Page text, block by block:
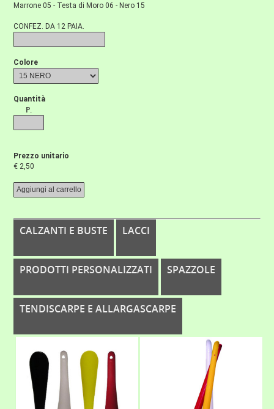
Marrone 05 - Testa di Moro 06 - Nero 15
CONFEZ. DA 12 PAIA.
Colore
Quantità
P.
Prezzo unitario
€ 2,50
CALZANTI E BUSTE LACCI
PRODOTTI PERSONALIZZATI SPAZZOLE
TENDISCARPE E ALLARGASCARPE